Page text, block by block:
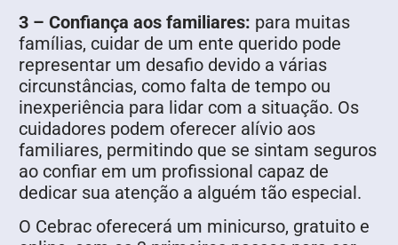
3 – Confiança aos familiares: para muitas
famílias, cuidar de um ente querido pode
representar um desafio devido a várias
circunstâncias, como falta de tempo ou
inexperiência para lidar com a situação. Os
cuidadores podem oferecer alívio aos
familiares, permitindo que se sintam seguros
ao confiar em um profissional capaz de
dedicar sua atenção a alguém tão especial.
O Cebrac oferecerá um minicurso, gratuito e